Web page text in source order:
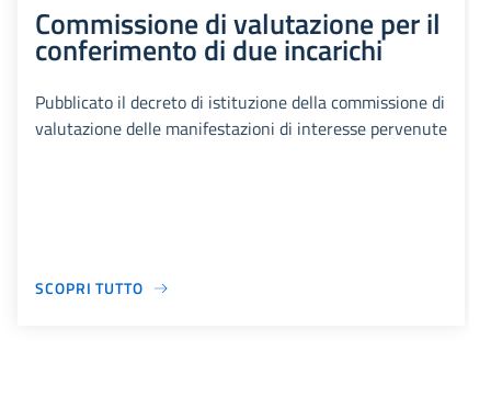
Commissione di valutazione per il
conferimento di due incarichi
Pubblicato il decreto di istituzione della commissione di
valutazione delle manifestazioni di interesse pervenute
SCOPRI TUTTO